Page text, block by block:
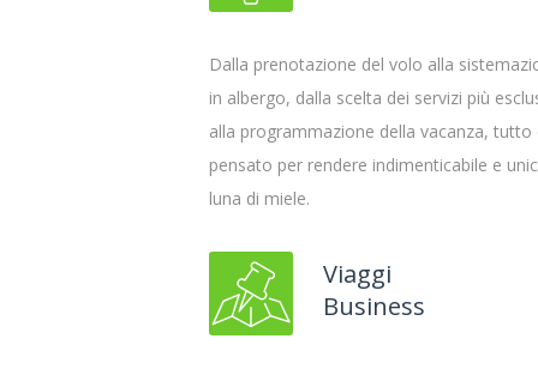
Dalla prenotazione del volo alla
in albergo, dalla scelta dei servizi più
alla programmazione della vacanza, tutto
pensato per rendere indimenticabile e
luna di miele.
Viaggi
Business